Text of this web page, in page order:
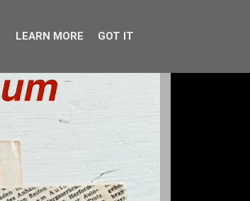
LEARN MORE GOT IT